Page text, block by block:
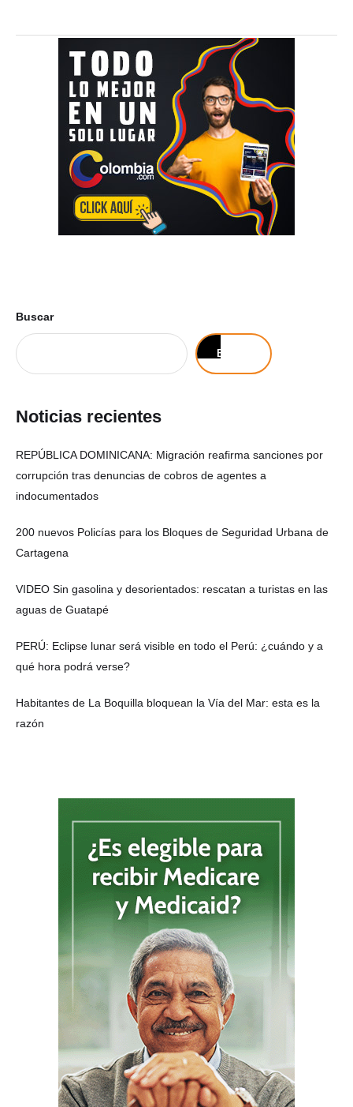
Buscar
Buscar
Noticias recientes
REPÚBLICA DOMINICANA: Migración reafirma sanciones por
corrupción tras denuncias de cobros de agentes a
indocumentados
200 nuevos Policías para los Bloques de Seguridad Urbana de
Cartagena
VIDEO Sin gasolina y desorientados: rescatan a turistas en las
aguas de Guatapé
PERÚ: Eclipse lunar será visible en todo el Perú: ¿cuándo y a
qué hora podrá verse?
Habitantes de La Boquilla bloquean la Vía del Mar: esta es la
razón